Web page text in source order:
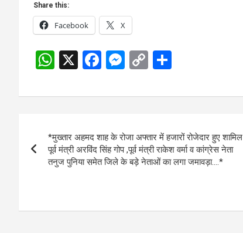
Share this:
Facebook X
W
at
A
p
p
X
F
ce
o
o
k
M
se
g
er
C
py
n
k
ar
navigation
*मुख्तार अहमद शाह के रोजा अफ्तार में हजारों रोजेदार हुए शामिल
पूर्व मंत्री अरविंद सिंह गोप ,पूर्व मंत्री राकेश वर्मा व कांग्रेस नेता
तनुज पुनिया समेत जिले के बड़े नेताओं का लगा जमावड़ा….*